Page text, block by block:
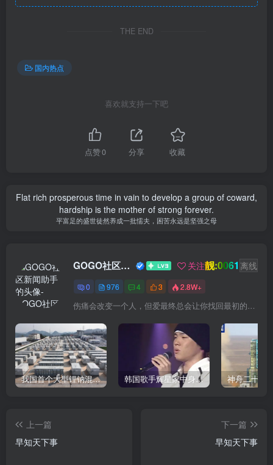
THE END
国内热点
喜欢就支持一下吧
点赞0 分享 收藏
Flat rich prosperous time in vain to develop a group of coward,
hardship is the mother of strong forever.
平富足的盛世徒然养成一批懦夫，困苦永远是坚强之母
GOGO社区新闻助手 关注靓:0061 离线
0 976 4 3 2.8W+
伤痛会改变一个人，但爱最终总会让你找回最初的自己
我国首个大型锂钠混合储能站投产，开启储能新时代 韩国歌手辉星家中身亡，终年43岁，警方调查死因
上一篇
早知天下事
下一篇
早知天下事